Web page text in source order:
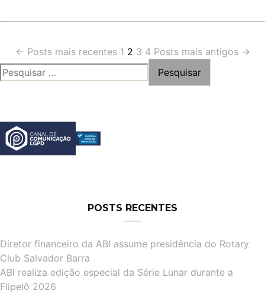
Paginação
de
← Postsmais recentes 1 2 3 4 Postsmais antigos →
PESQUISAR
POR:
POSTS RECENTES
Diretor financeiro da ABI assume presidência do Rotary
Club Salvador Barra
ABI realiza edição especial da Série Lunar durante a
Flipelô 2026